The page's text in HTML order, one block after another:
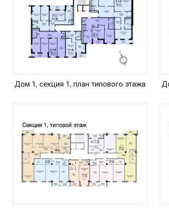
Дом 1, секция 1, план типового этажа